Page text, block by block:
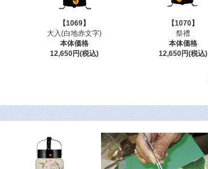
【1069】
大入(白地赤文字)
本体価格
12,650円(税込)
【1070】
祭禮
本体価格
12,650円(税込)